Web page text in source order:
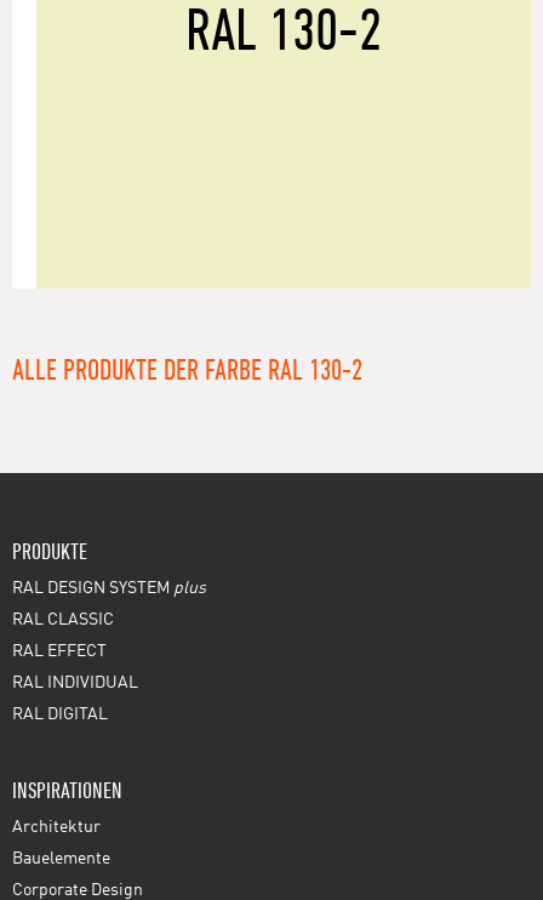
RAL 130-2
ALLE PRODUKTE DER FARBE RAL 130-2
PRODUKTE
RAL DESIGN SYSTEM plus
RAL CLASSIC
RAL EFFECT
RAL INDIVIDUAL
RAL DIGITAL
INSPIRATIONEN
Architektur
Bauelemente
Corporate Design